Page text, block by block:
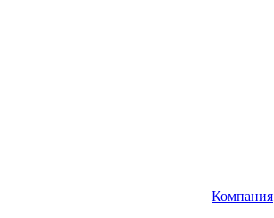
Компания